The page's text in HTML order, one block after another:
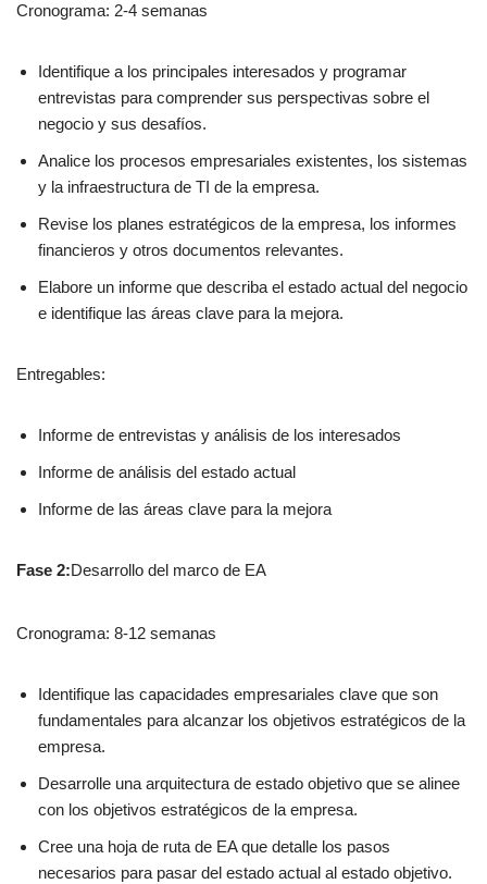
Cronograma: 2-4 semanas
Identifique a los principales interesados y programar
entrevistas para comprender sus perspectivas sobre el
negocio y sus desafíos.
Analice los procesos empresariales existentes, los sistemas
y la infraestructura de TI de la empresa.
Revise los planes estratégicos de la empresa, los informes
financieros y otros documentos relevantes.
Elabore un informe que describa el estado actual del negocio
e identifique las áreas clave para la mejora.
Entregables:
Informe de entrevistas y análisis de los interesados
Informe de análisis del estado actual
Informe de las áreas clave para la mejora
Fase 2:Desarrollo del marco de EA
Cronograma: 8-12 semanas
Identifique las capacidades empresariales clave que son
fundamentales para alcanzar los objetivos estratégicos de la
empresa.
Desarrolle una arquitectura de estado objetivo que se alinee
con los objetivos estratégicos de la empresa.
Cree una hoja de ruta de EA que detalle los pasos
necesarios para pasar del estado actual al estado objetivo.